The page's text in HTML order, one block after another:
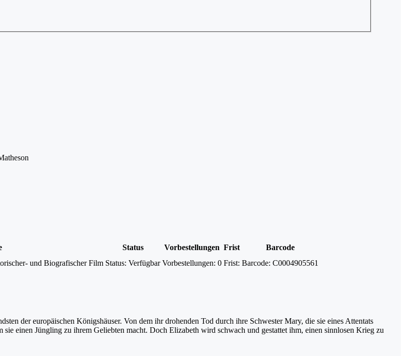
Status Vorbestellungen Frist
Barcode
und Biografischer Film Status: Verfügbar Vorbestellungen: 0 Frist: Barcode: C0004905561
der europäischen Königshäuser. Von dem ihr drohenden Tod durch ihre Schwester Mary, die sie eines Attentats
einen Jüngling zu ihrem Geliebten macht. Doch Elizabeth wird schwach und gestattet ihm, einen sinnlosen Krieg zu